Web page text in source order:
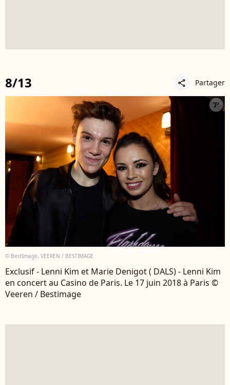
8/13 share Partager
© BestImage, VEEREN / BESTIMAGE
Exclusif - Lenni Kim et Marie Denigot ( DALS) - Lenni Kim
en concert au Casino de Paris. Le 17 juin 2018 à Paris ©
Veeren / Bestimage